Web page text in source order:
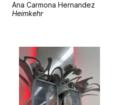
Ana Carmona Hernandez
Heimkehr